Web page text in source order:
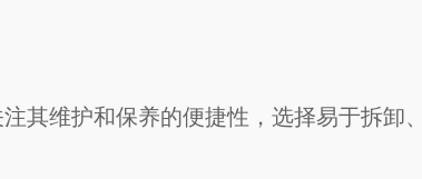
其维护和保养的便捷性，选择易于拆卸